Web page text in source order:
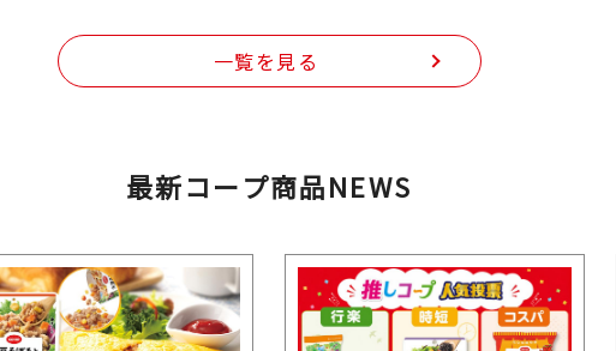
一覧を見る
最新コープ商品NEWS